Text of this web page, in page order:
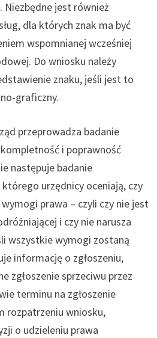
Niezbędne jest również
dla których znak ma być
wspomnianej wcześniej
Do wniosku należy
znaku, jeśli jest to
graficzny.
przeprowadza badanie
i poprawność
następuje badanie
urzędnicy oceniają, czy
wymogi prawa – czyli czy nie jest
i czy nie narusza
wszystkie wymogi zostaną
informację o zgłoszeniu,
zgłoszenie sprzeciwu przez
terminu na zgłoszenie
rozpatrzeniu wniosku,
o udzieleniu prawa